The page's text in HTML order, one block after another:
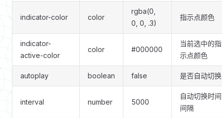
indicator-color color
rgba(0,
0, 0, .3)
指示点颜色
indicator-
active-color
color #000000
当前选中的指
示点颜色
autoplay boolean false 是否自动切换
interval number 5000
自动切换时间
间隔